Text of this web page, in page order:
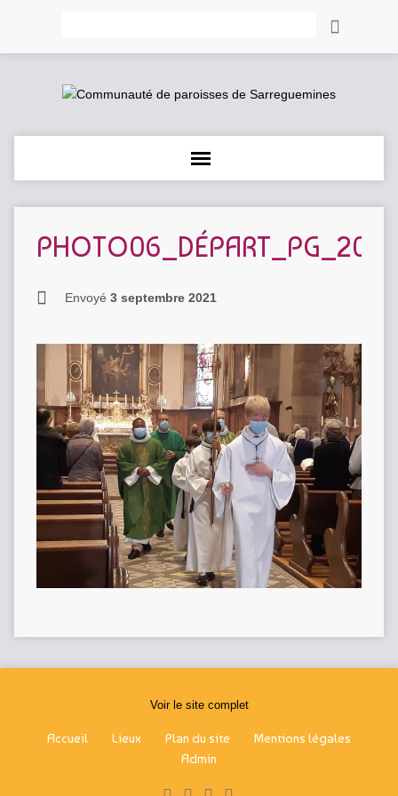
Envoyé 3 septembre 2021
Voir le site complet
Accueil Lieux Plan du site
Mentions légales
Admin